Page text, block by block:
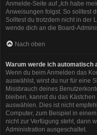
Anmelde-Seite auf „Ich habe
Anweisungen folgst. So solltest
Solltest du trotzdem nicht in der
wende dich an die Board-
Nach oben
Warum werde ich automatisch
Wenn du beim Anmelden das
auswählst, wirst du nur für eine
Missbrauch deines
bleiben, kannst du das
auswählen. Dies ist nicht
Computer, zum Beispiel in
nicht zur Verfügung steht, dann
Administration ausgeschaltet.